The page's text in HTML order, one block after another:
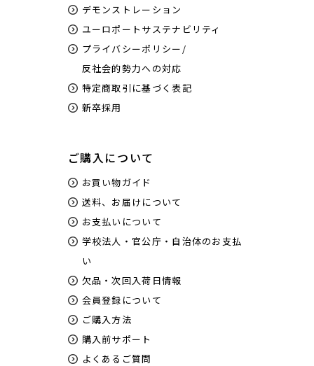
デモンストレーション
ユーロポートサステナビリティ
プライバシーポリシー/
反社会的勢力への対応
特定商取引に基づく表記
新卒採用
ご購入について
お買い物ガイド
送料、お届けについて
お支払いについて
学校法人・官公庁・自治体のお支払
い
欠品・次回入荷日情報
会員登録について
ご購入方法
購入前サポート
よくあるご質問